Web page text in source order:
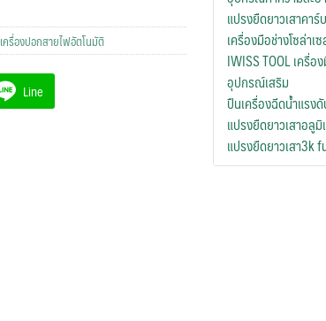
เครื่องปอกสายไฟอัตโนมัติ
Line
แปรงยืดยาวเสาคา
เครื่องมือช่างโซล่าเ
IWISS TOOL เครื่อ
อุปกรณ์เสริม
ปืนเครื่องฉีดน้ำแรง
แปรงยืดยาวเสาอลูมิ
แปรงยืดยาวเสา3k